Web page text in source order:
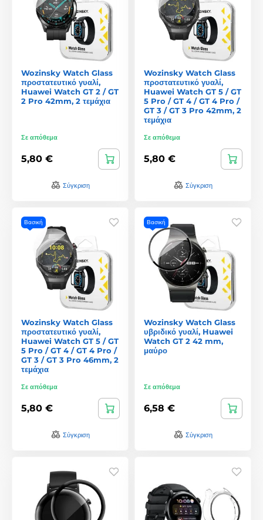
Wozinsky Watch Glass
προστατευτικό γυαλί,
Huawei Watch GT 2 / GT
2 Pro 42mm, 2 τεμάχια
Σε απόθεμα
5,80 €
Σύγκριση
Wozinsky Watch Glass
προστατευτικό γυαλί,
Huawei Watch GT 5 / GT
5 Pro / GT 4 / GT 4 Pro /
GT 3 / GT 3 Pro 42mm, 2
τεμάχια
Σε απόθεμα
5,80 €
Σύγκριση
Βασική
Wozinsky Watch Glass
προστατευτικό γυαλί,
Huawei Watch GT 5 / GT
5 Pro / GT 4 / GT 4 Pro /
GT 3 / GT 3 Pro 46mm, 2
τεμάχια
Σε απόθεμα
5,80 €
Σύγκριση
Βασική
Wozinsky Watch Glass
υβριδικό γυαλί, Huawei
Watch GT 2 42 mm,
μαύρο
Σε απόθεμα
6,58 €
Σύγκριση